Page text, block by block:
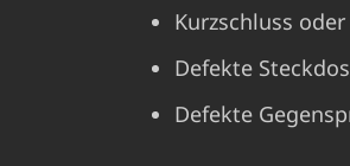
Kurzschluss
Defekte
Defekte